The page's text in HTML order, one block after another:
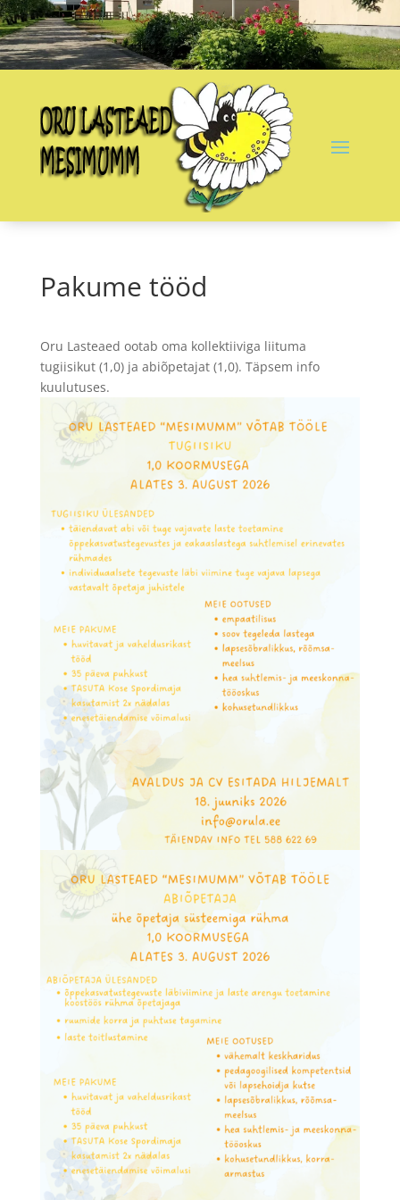
Pakume tööd
Oru Lasteaed ootab oma kollektiiviga liituma
tugiisikut (1,0) ja abiõpetajat (1,0). Täpsem info
kuulutuses.